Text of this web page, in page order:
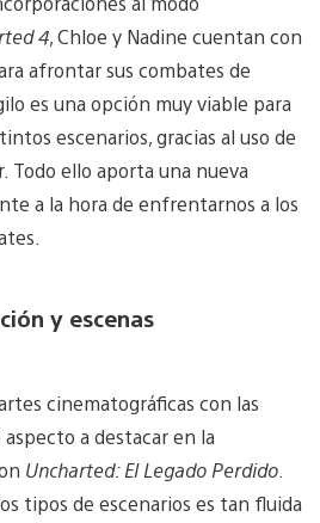
4, Chloe y Nadine cuentan con
afrontar sus combates de
es una opción muy viable para
escenarios, gracias al uso de
Todo ello aporta una nueva
a la hora de enfrentarnos a los
y escenas
cinematográficas con las
a destacar en la
Uncharted: El Legado Perdido
tipos de escenarios es tan fluida